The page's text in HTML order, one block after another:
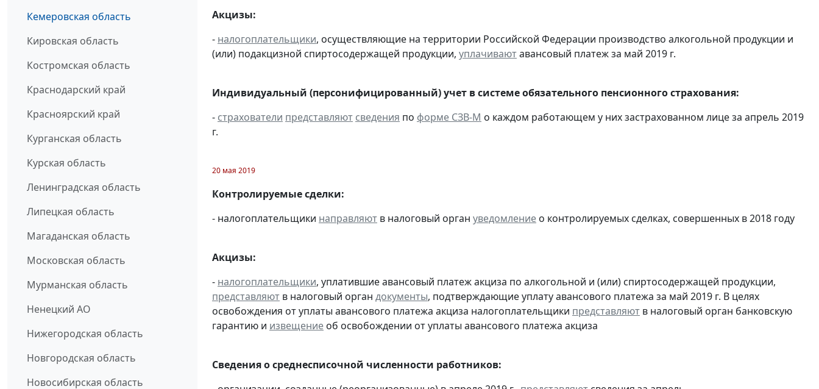
Кемеровская область
Кировская область
Костромская область
Краснодарский край
Красноярский край
Курганская область
Курская область
Ленинградская область
Липецкая область
Магаданская область
Московская область
Мурманская область
Ненецкий АО
Нижегородская область
Новгородская область
Новосибирская область
Акцизы:
- налогоплательщики, осуществляющие на территории Российской Федерации производство алкогольной продукции и
(или) подакцизной спиртосодержащей продукции, уплачиваютавансовый платеж за май 2019 г.
Индивидуальный (персонифицированный) учет в системе обязательного пенсионного страхования:
- страхователи представляют сведения по форме СЗВ-М о каждом работающем у них застрахованном лице за апрель 2019
г.
20 мая 2019
Контролируемые сделки:
- налогоплательщики направляют в налоговый орган уведомление о контролируемых сделках, совершенных в 2018 году
Акцизы:
- налогоплательщики, уплатившие авансовый платеж акциза по алкогольной и (или) спиртосодержащей продукции,
представляют в налоговый орган документы, подтверждающие уплату авансового платежа за май 2019 г. В целях
освобождения от уплаты авансового платежа акциза налогоплательщики представляют в налоговый орган банковскую
гарантию и извещение об освобождении от уплаты авансового платежа акциза
Сведения о среднесписочной численности работников: